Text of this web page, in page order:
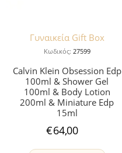
Γυναικεία Gift Box
Κωδικός: 27599
Calvin Klein Obsession Edp
100ml & Shower Gel
100ml & Body Lotion
200ml & Miniature Edp
15ml
€64,00